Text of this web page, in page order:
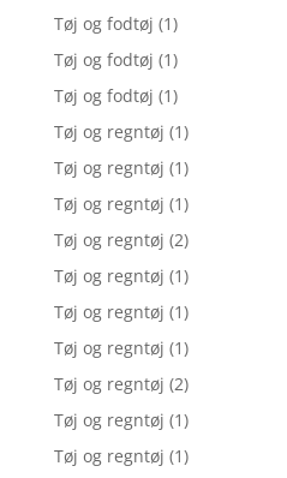
Tøj og fodtøj (1)
Tøj og fodtøj (1)
Tøj og fodtøj (1)
Tøj og regntøj (1)
Tøj og regntøj (1)
Tøj og regntøj (1)
Tøj og regntøj (2)
Tøj og regntøj (1)
Tøj og regntøj (1)
Tøj og regntøj (1)
Tøj og regntøj (2)
Tøj og regntøj (1)
Tøj og regntøj (1)